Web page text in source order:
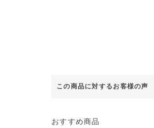
この商品に対するお客様の声
おすすめ商品